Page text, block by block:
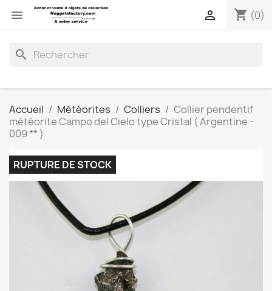
 shopping_cart (0)

search
Accueil Météorites Colliers
Collier pendentif
météorite Campo del Cielo type Cristal ( Argentine -
009 ** )
RUPTURE DE STOCK